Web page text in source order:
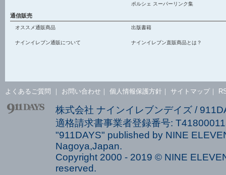
ポルシェ スーパーリンク集
通信販売
オススメ通販商品 出版書籍
ナインイレブン通販について ナインイレブン直販商品とは？
よくあるご質問 ｜ お問い合わせ ｜ 個人情報保護方針 ｜ サイトマップ｜
株式会社 ナインイレブンデイズ /
適格請求書事業者登録番号:
"911DAYS" published by NINE
Nagoya,Japan.
Copyright 2000 - 2019 © NINE
reserved.